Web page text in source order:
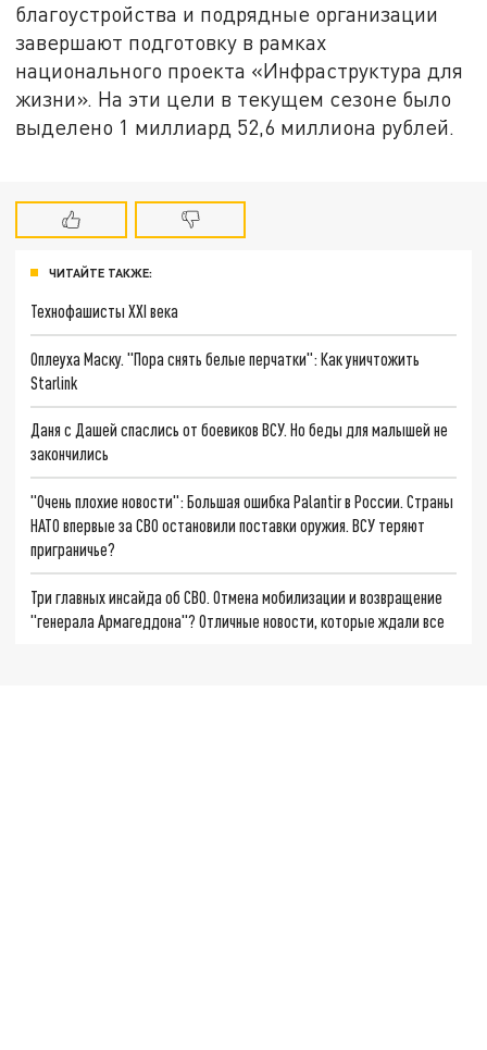
благоустройства и подрядные организации
завершают подготовку в рамках
национального проекта «Инфраструктура для
жизни». На эти цели в текущем сезоне было
выделено 1 миллиард 52,6 миллиона рублей.
ЧИТАЙТЕ ТАКЖЕ:
Технофашисты XXI века
Оплеуха Маску. "Пора снять белые перчатки": Как уничтожить
Starlink
Даня с Дашей спаслись от боевиков ВСУ. Но беды для малышей не
закончились
"Очень плохие новости": Большая ошибка Palantir в России. Страны
НАТО впервые за СВО остановили поставки оружия. ВСУ теряют
приграничье?
Три главных инсайда об СВО. Отмена мобилизации и возвращение
"генерала Армагеддона"? Отличные новости, которые ждали все